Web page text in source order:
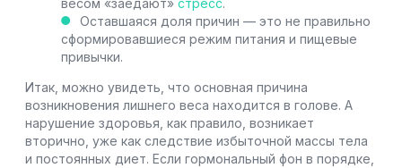
весом «заедают» стресс.
Оставшаяся доля причин — это не правильно
сформировавшиеся режим питания и пищевые
привычки.
Итак, можно увидеть, что основная причина
возникновения лишнего веса находится в голове. А
нарушение здоровья, как правило, возникает
вторично, уже как следствие избыточной массы тела
и постоянных диет. Если гормональный фон в порядке,